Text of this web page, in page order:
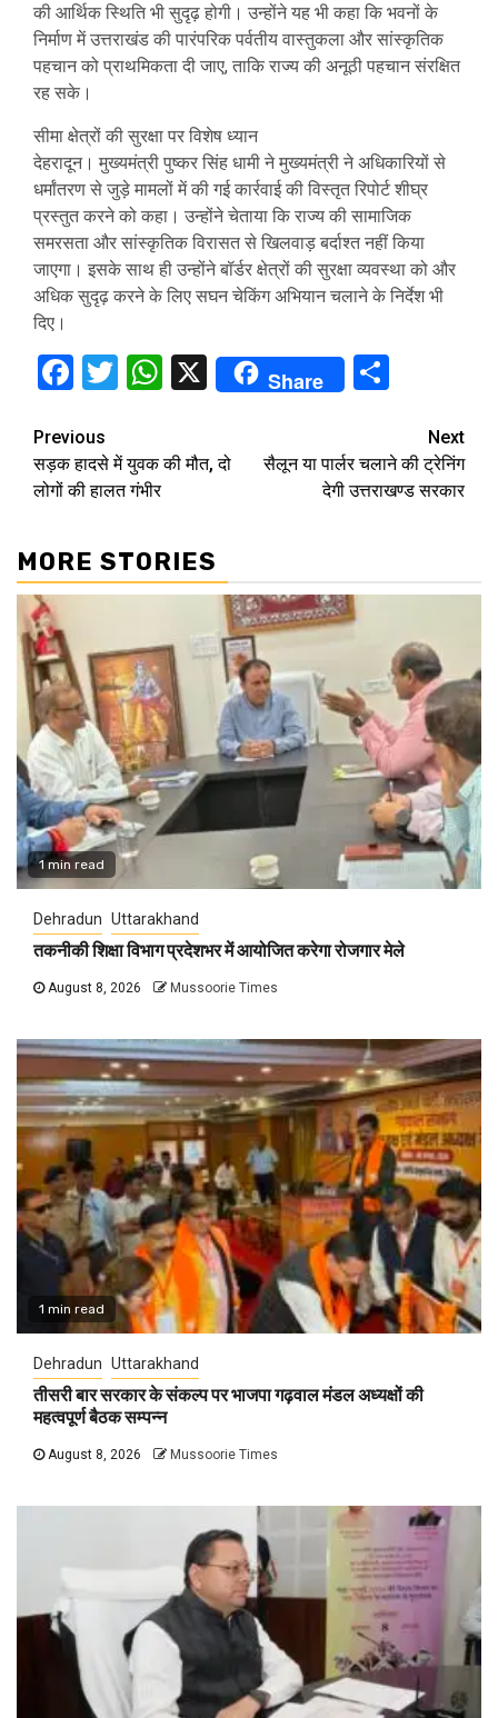
की आर्थिक स्थिति भी सुदृढ़ होगी। उन्होंने यह भी कहा कि भवनों के
निर्माण में उत्तराखंड की पारंपरिक पर्वतीय वास्तुकला और सांस्कृतिक
पहचान को प्राथमिकता दी जाए, ताकि राज्य की अनूठी पहचान संरक्षित
रह सके।
सीमा क्षेत्रों की सुरक्षा पर विशेष ध्यान
देहरादून। मुख्यमंत्री पुष्कर सिंह धामी ने मुख्यमंत्री ने अधिकारियों से
धर्मांतरण से जुड़े मामलों में की गई कार्रवाई की विस्तृत रिपोर्ट शीघ्र
प्रस्तुत करने को कहा। उन्होंने चेताया कि राज्य की सामाजिक
समरसता और सांस्कृतिक विरासत से खिलवाड़ बर्दाश्त नहीं किया
जाएगा। इसके साथ ही उन्होंने बॉर्डर क्षेत्रों की सुरक्षा व्यवस्था को और
अधिक सुदृढ़ करने के लिए सघन चेकिंग अभियान चलाने के निर्देश भी
दिए।
Facebook
TwitterWhatsApp
X Share
Continue
Reading
Previous
सड़क हादसे में युवक की मौत, दो
लोगों की हालत गंभीर
Next
सैलून या पार्लर चलाने की ट्रेनिंग
देगी उत्तराखण्ड सरकार
MORE STORIES
1 min read
Dehradun Uttarakhand
तकनीकी शिक्षा विभाग प्रदेशभर में आयोजित करेगा रोजगार मेले
August 8, 2026 Mussoorie Times
1 min read
Dehradun Uttarakhand
तीसरी बार सरकार के संकल्प पर भाजपा गढ़वाल मंडल अध्यक्षों की
महत्वपूर्ण बैठक सम्पन्न
August 8, 2026 Mussoorie Times